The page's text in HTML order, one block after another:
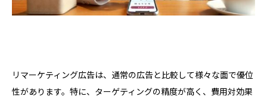
リマーケティング広告は、通常の広告と比較して様々な面で優位
性があります。特に、ターゲティングの精度が高く、費用対効果